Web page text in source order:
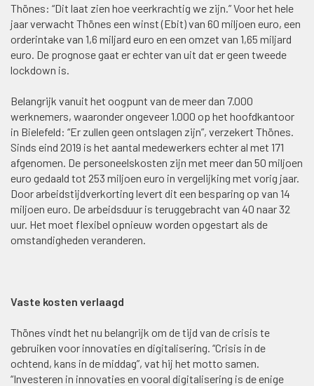
Thönes: “Dit laat zien hoe veerkrachtig we zijn.” Voor het hele
jaar verwacht Thönes een winst (Ebit) van 60 miljoen euro, een
orderintake van 1,6 miljard euro en een omzet van 1,65 miljard
euro. De prognose gaat er echter van uit dat er geen tweede
lockdown is.
Belangrijk vanuit het oogpunt van de meer dan 7.000
werknemers, waaronder ongeveer 1.000 op het hoofdkantoor
in Bielefeld: “Er zullen geen ontslagen zijn”, verzekert Thönes.
Sinds eind 2019 is het aantal medewerkers echter al met 171
afgenomen. De personeelskosten zijn met meer dan 50 miljoen
euro gedaald tot 253 miljoen euro in vergelijking met vorig jaar.
Door arbeidstijdverkorting levert dit een besparing op van 14
miljoen euro. De arbeidsduur is teruggebracht van 40 naar 32
uur. Het moet flexibel opnieuw worden opgestart als de
omstandigheden veranderen.
Vaste kosten verlaagd
Thönes vindt het nu belangrijk om de tijd van de crisis te
gebruiken voor innovaties en digitalisering. “Crisis in de
ochtend, kans in de middag”, vat hij het motto samen.
“Investeren in innovaties en vooral digitalisering is de enige